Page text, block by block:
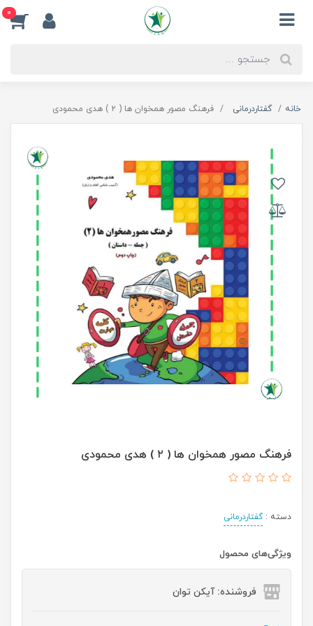
0
خانه گفتاردرمانی فرهنگ مصور همخوان ها ( ۲ ) هدی محمودی
فرهنگ مصور همخوان ها ( ۲ ) هدی محمودی
دسته :گفتاردرمانی
ویژگی‌های محصول
فروشنده: آیکن توان